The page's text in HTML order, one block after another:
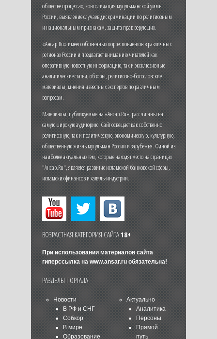
обществе процессах, консолидация мусульманской уммы
России, выявление случаев дискриминации по религиозным
и национальным признакам, защита прав верующих.
«Ансар.Ru» имеет собственных корреспондентов в различных
регионах России и предлагает вниманию читателей как
оперативную новостную информацию, так и эксклюзивные
аналитические статьи, обзоры, религиозно-богословские
материалы, мнения известных экспертов по различным
вопросам.
Материалы, публикуемые на «Ансар.Ru», рассчитаны на
самую широкую аудиторию. Сайт освещает как собственно
религиозную, так и политическую, экономическую, культурную,
общественную жизнь мусульман России и зарубежья. Одной из
наиболее актуальных тем, которые находят место на страницах
"Ансар.Ru", является развитие исламской банковской сферы,
исламских финансов и халяль-индустрии.
ВОЗРАСТНАЯ КАТЕГОРИЯ САЙТА18+
При использовании материалов сайта
гиперссылка на www.ansar.ruобязательна!
РАЗДЕЛЫ ПОРТАЛА
Новости
В РФ и СНГ
Собкор
В мире
Образование
Актуально
Аналитика
Персоны
Прямой
путь